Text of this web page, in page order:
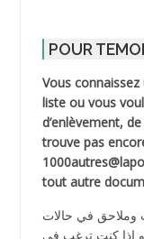
POUR
Vous
liste ou vous
d’enlèvement,
trouve pas
tout autre
وملاحق في حالات
إذا كنت ترغب في